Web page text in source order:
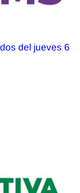
del jueves 6